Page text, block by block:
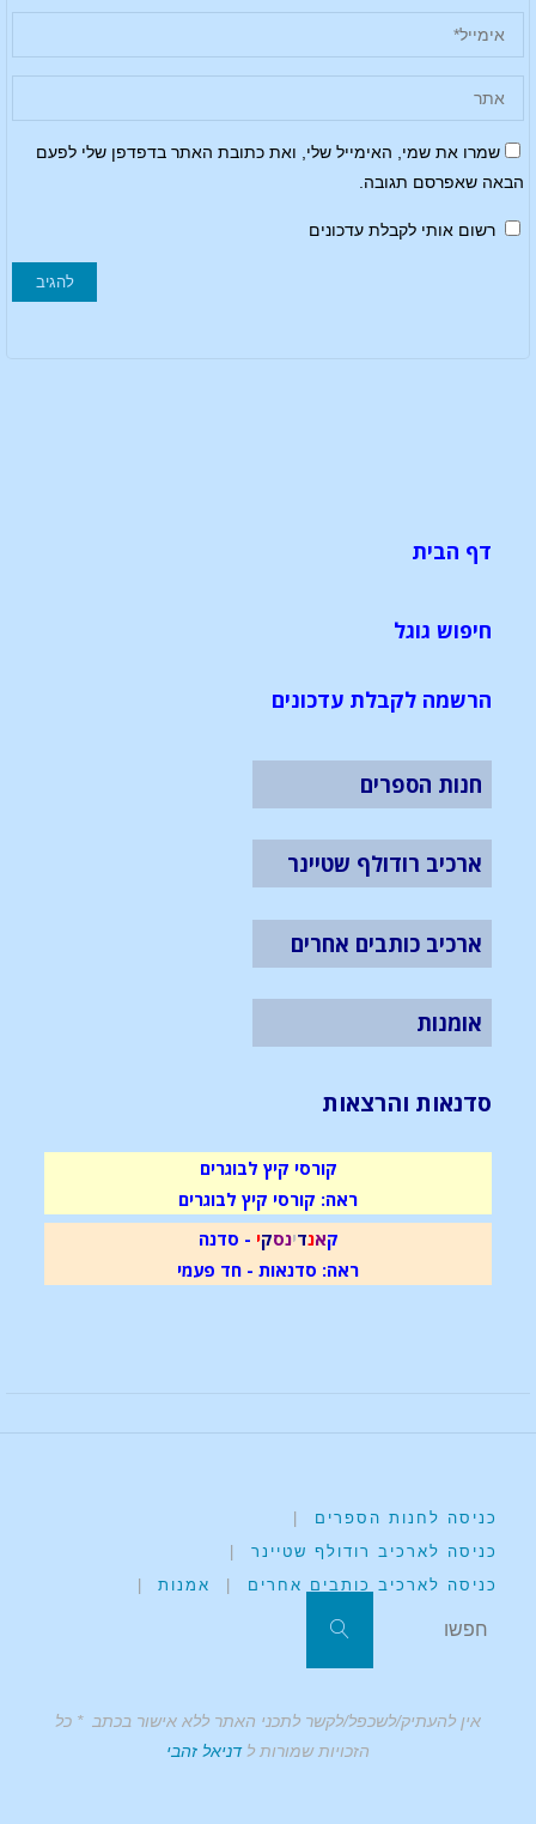
שמרו את שמי, האימייל שלי, ואת כתובת האתר בדפדפן שלי לפעם
הבאה שאפרסם תגובה.
רשום אותי לקבלת עדכונים
דף הבית
חיפוש גוגל
הרשמה לקבלת עדכונים
חנות הספרים
ארכיב רודולף שטיינר
ארכיב כותבים אחרים
אומנות
סדנאות והרצאות
קורסי קיץ לבוגרים
ראה: קורסי קיץ לבוגרים
קאנדינסקי - סדנה
ראה: סדנאות - חד פעמי
כניסה לחנות הספרים
|
כניסה לארכיב רודולף שטיינר
|
כניסה לארכיב כותבים אחרים
| אמנות |
אין להעתיק/לשכפל/לקשר לתכני האתר ללא אישור בכתב * כל
הזכויות שמורות לדניאל זהבי